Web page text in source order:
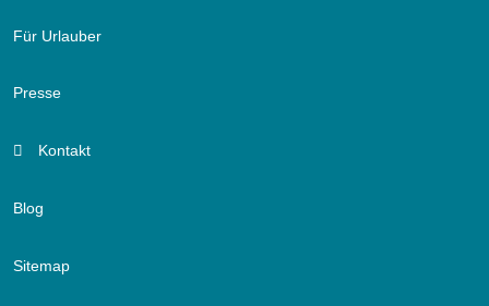
Für Urlauber
Presse
Kontakt
Blog
Sitemap